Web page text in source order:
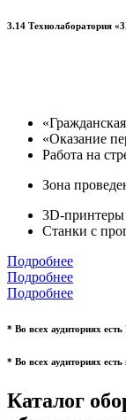
3.14 Технолаборатория
«Оказание
Работа на
Зона
3D-принтеры
Станки с
Подробнее
Подробнее
Подробнее
* Во всех аудиториях
* Во всех аудиториях
Каталог